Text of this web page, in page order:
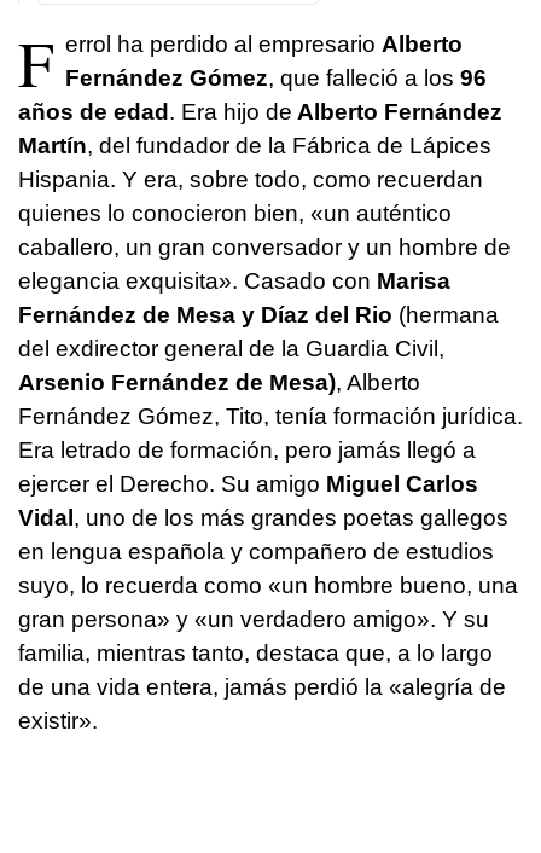
F errol ha perdido al empresario Alberto
Fernández Gómez, que falleció a los 96
años de edad. Era hijo de Alberto Fernández
Martín, del fundador de la Fábrica de Lápices
Hispania. Y era, sobre todo, como recuerdan
quienes lo conocieron bien, «un auténtico
caballero, un gran conversador y un hombre de
elegancia exquisita». Casado con Marisa
Fernández de Mesa y Díaz del Rio (hermana
del exdirector general de la Guardia Civil,
Arsenio Fernández de Mesa), Alberto
Fernández Gómez, Tito, tenía formación jurídica.
Era letrado de formación, pero jamás llegó a
ejercer el Derecho. Su amigo Miguel Carlos
Vidal, uno de los más grandes poetas gallegos
en lengua española y compañero de estudios
suyo, lo recuerda como «un hombre bueno, una
gran persona» y «un verdadero amigo». Y su
familia, mientras tanto, destaca que, a lo largo
de una vida entera, jamás perdió la «alegría de
existir».